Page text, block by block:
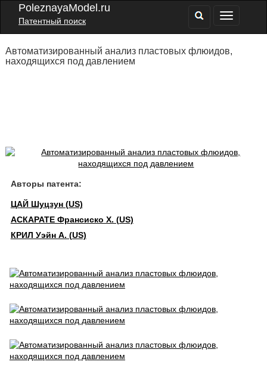
PoleznayaModel.ru
Патентный поиск
Автоматизированный анализ пластовых флюидов,
находящихся под давлением
Авторы патента:
ЦАЙ Шуцзун (US)
АСКАРАТЕ Франсиско Х. (US)
КРИЛ Уэйн А. (US)